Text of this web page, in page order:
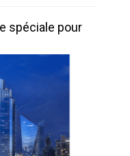
spéciale pour